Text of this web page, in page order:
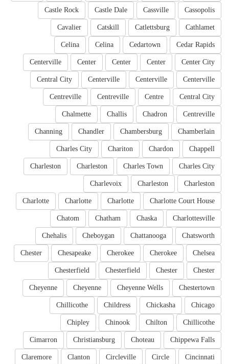
Cassopolis
Cassville
Castle Dale
Castle Rock
Cathlamet
Catlettsburg
Catskill
Cavalier
Cedar Rapids
Cedartown
Celina
Celina
Center City
Center
Center
Center
Centerville
Centerville
Centerville
Centerville
Central City
Central City
Centre
Centreville
Centreville
Centreville
Chadron
Challis
Chalmette
Chamberlain
Chambersburg
Chandler
Channing
Chappell
Chardon
Chariton
Charles City
Charles City
Charles Town
Charleston
Charleston
Charleston
Charleston
Charlevoix
Charlotte Court House
Charlotte
Charlotte
Charlotte
Charlottesville
Chaska
Chatham
Chatom
Chatsworth
Chattanooga
Cheboygan
Chehalis
Chelsea
Cherokee
Cherokee
Chesapeake
Chester
Chester
Chester
Chesterfield
Chesterfield
Chestertown
Cheyenne Wells
Cheyenne
Cheyenne
Chicago
Chickasha
Childress
Chillicothe
Chillicothe
Chilton
Chinook
Chipley
Chippewa Falls
Choteau
Christiansburg
Cimarron
Cincinnati
Circle
Circleville
Clanton
Claremore